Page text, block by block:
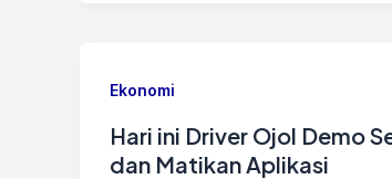
Ekonomi
Hari ini Driver Ojol Demo
dan Matikan Aplikasi